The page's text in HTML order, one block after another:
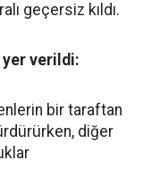
geçersiz kıldı.
yer verildi:
bir taraftan
diğer